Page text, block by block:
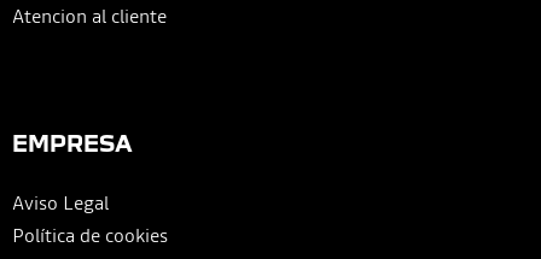
Atencion al cliente
EMPRESA
Aviso Legal
Política de cookies